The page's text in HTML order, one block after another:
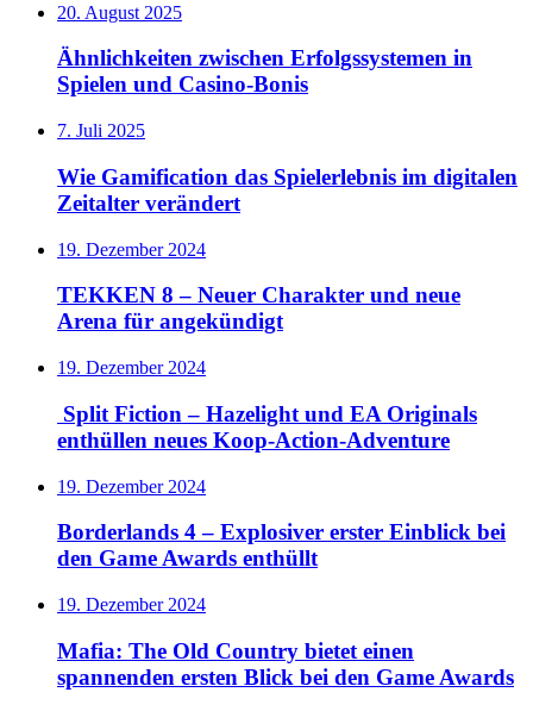
20. August 2025
Ähnlichkeiten zwischen Erfolgssystemen in
Spielen und Casino‑Bonis
7. Juli 2025
Wie Gamification das Spielerlebnis im digitalen
Zeitalter verändert
19. Dezember 2024
TEKKEN 8 – Neuer Charakter und neue
Arena für angekündigt
19. Dezember 2024
Split Fiction – Hazelight und EA Originals
enthüllen neues Koop-Action-Adventure
19. Dezember 2024
Borderlands 4 – Explosiver erster Einblick bei
den Game Awards enthüllt
19. Dezember 2024
Mafia: The Old Country bietet einen
spannenden ersten Blick bei den Game Awards